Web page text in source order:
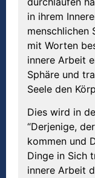
in ihrem
menschlichen
mit Worten
innere Arbeit
Sphäre und
Seele den
Dies wird in
“Derjenige,
kommen und
Dinge in Sich
innere Arbeit